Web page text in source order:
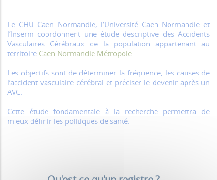
Le CHU Caen Normandie, l’Université Caen Normandie et
l’Inserm coordonnent une étude descriptive des Accidents
Vasculaires Cérébraux de la population appartenant au
territoire Caen Normandie Métropole
Les objectifs sont de déterminer la fréquence, les causes de
l’accident vasculaire cérébral et préciser le devenir après un
AVC.
Cette étude fondamentale à la recherche permettra de
mieux définir les politiques de santé.